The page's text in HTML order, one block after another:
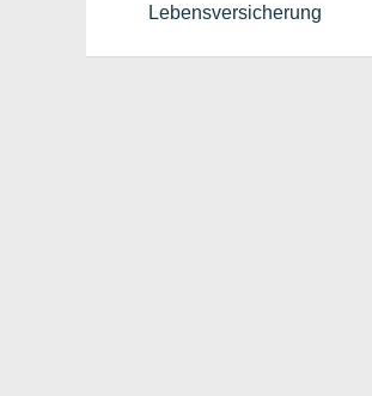
Lebensversicherung